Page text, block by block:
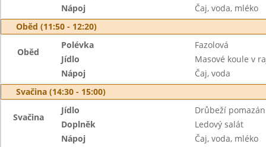
Nápoj
Čaj, voda, mléko
Oběd (11:50 - 12:20)
Oběd
Polévka
Fazolová
Jídlo
Masové koule v
Nápoj
Čaj, voda
Svačina (14:30 - 15:00)
Svačina
Jídlo
Drůbeží
Doplněk
Ledový salát
Nápoj
Čaj, voda, mléko